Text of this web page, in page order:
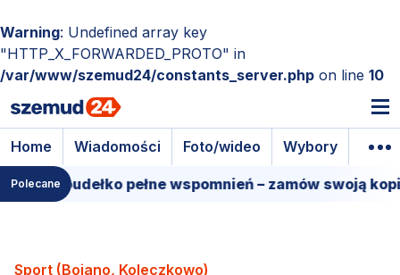
Warning: Undefined array key
"HTTP_X_FORWARDED_PROTO" in
/var/www/szemud24/constants_server.php on line 10
Home Wiadomości Foto/wideo Wybory
Polecanepudełko pełne wspomnień – zamów swoją kopię!
Sport (Bojano, Koleczkowo)